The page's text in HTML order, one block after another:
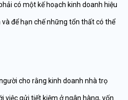
có một kế hoạch kinh doanh hiệu
để hạn chế những tổn thất có thể
cho rằng kinh doanh nhà trọ
việc gửi tiết kiệm ở ngân hàng, vốn